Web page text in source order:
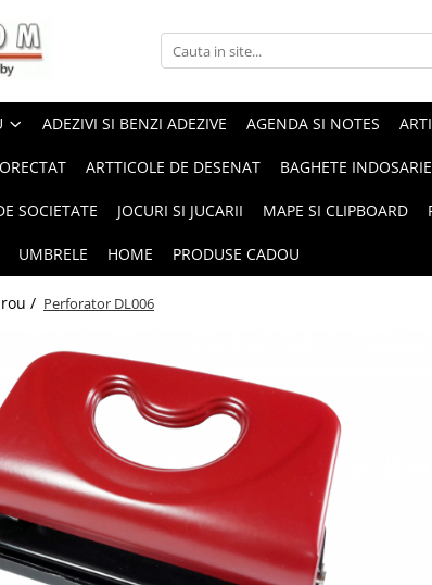
ADEZIVI SI BENZI ADEZIVE AGENDA SI NOTES
ARTTICOLE DE DESENAT BAGHETE
SOCIETATE JOCURI SI JUCARII MAPE SI CLIPBOARD
UMBRELE HOME PRODUSE CADOU
/ Perforator DL006